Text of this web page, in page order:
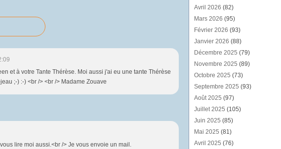
et à votre Tante Thérèse. Moi aussi j'ai eu une tante Thérèse
;-) :-) <br /> <br /> Madame Zouave
lire moi aussi.<br /> Je vous envoie un mail.
Avril 2026 (82)
Mars 2026 (95)
Février 2026 (93)
Janvier 2026 (88)
Décembre 2025 (79)
Novembre 2025 (89)
Octobre 2025 (73)
Septembre 2025 (93)
Août 2025 (97)
Juillet 2025 (105)
Juin 2025 (85)
Mai 2025 (81)
Avril 2025 (76)